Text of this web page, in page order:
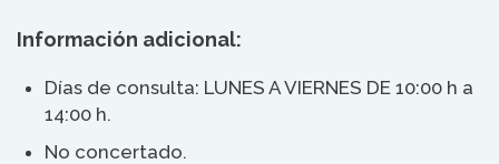
Información adicional:
Días de consulta: LUNES A VIERNES DE 10:00 h a
14:00 h.
No concertado.